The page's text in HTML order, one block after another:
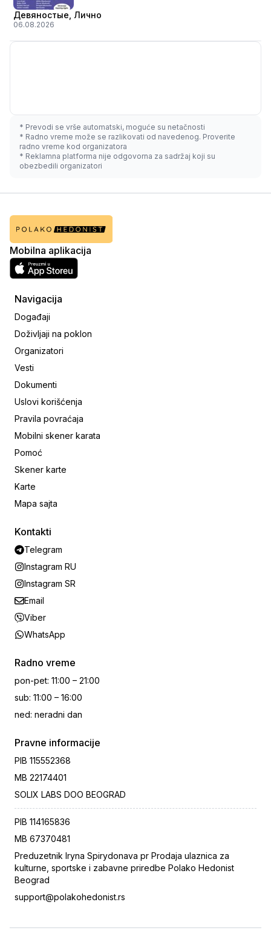
Девяностые, Лично
06.08.2026
* Prevodi se vrše automatski, moguće su netačnosti
* Radno vreme može se razlikovati od navedenog. Proverite
radno vreme kod organizatora
* Reklamna platforma nije odgovorna za sadržaj koji su
obezbedili organizatori
Mobilna aplikacija
Navigacija
Događaji
Doživljaji na poklon
Organizatori
Vesti
Dokumenti
Uslovi korišćenja
Pravila povraćaja
Mobilni skener karata
Pomoć
Skener karte
Karte
Mapa sajta
Kontakti
Telegram
Instagram RU
Instagram SR
Email
Viber
WhatsApp
Radno vreme
pon-pet: 11:00 – 21:00
sub: 11:00 – 16:00
ned: neradni dan
Pravne informacije
PIB 115552368
MB 22174401
SOLIX LABS DOO BEOGRAD
PIB 114165836
MB 67370481
Preduzetnik Iryna Spirydonava pr Prodaja ulaznica za
kulturne, sportske i zabavne priredbe Polako Hedonist
Beograd
support@polakohedonist.rs